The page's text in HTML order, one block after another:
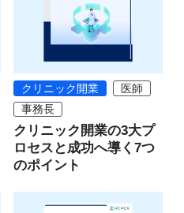
クリニック開業
医師
事務長
クリニック開業の3大プ
ロセスと成功へ導く7つ
のポイント